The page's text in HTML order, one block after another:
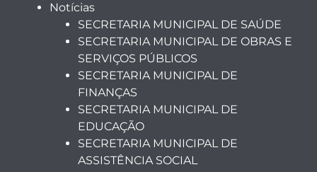
Notícias
SECRETARIA MUNICIPAL DE SAÚDE
SECRETARIA MUNICIPAL DE OBRAS E
SERVIÇOS PÚBLICOS
SECRETARIA MUNICIPAL DE
FINANÇAS
SECRETARIA MUNICIPAL DE
EDUCAÇÃO
SECRETARIA MUNICIPAL DE
ASSISTÊNCIA SOCIAL